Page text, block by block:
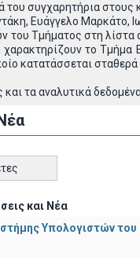
του συγχαρητήρια
Ευάγγελο Μαρκάτο,
Τμήματος στη λίστα
χαρακτηρίζουν το
κατατάσσεται
τα αναλυτικά
και Νέα
Υπολογιστών